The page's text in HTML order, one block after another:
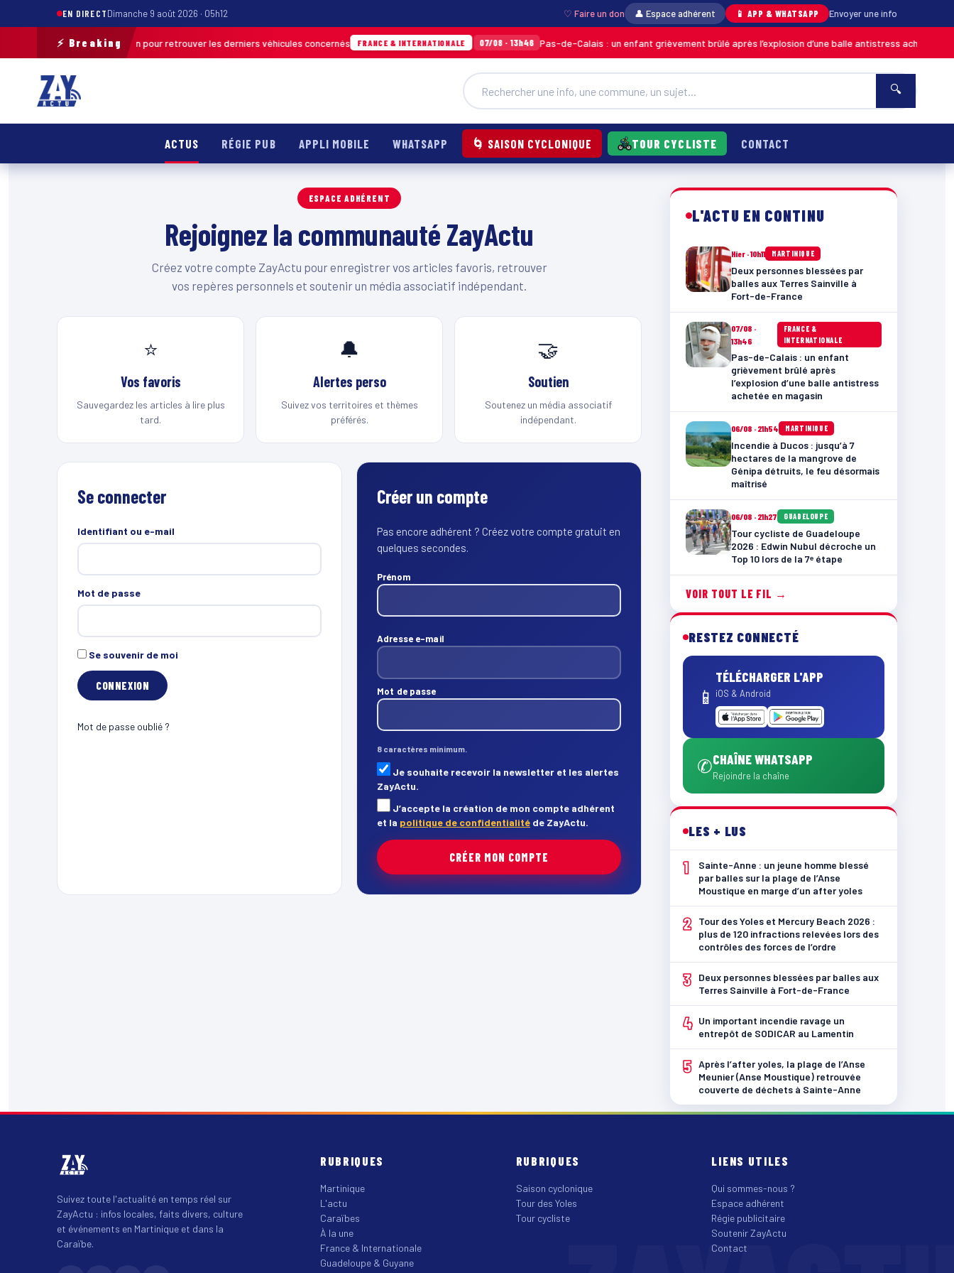
EN DIRECTDimanche 9 août 2026 · 05h12 ♡ Faire un don 👤 Espace adhérent 📱 APP & WHATSAPP Envoyer une info
⚡ Breaking
une opération de terrain pour retrouver les derniers véhicules concernés FRANCE & INTERNATIONALE 07/08 · 13h46 Pas-de-Calais : un enfant grièvement brûlé après l’explosion d’une balle antistress achetée en
🔍
ACTUS RÉGIE PUB APPLI MOBILE WHATSAPP 🌀 SAISON CYCLONIQUE TOUR CYCLISTE CONTACT
ESPACE ADHÉRENT
Rejoignez la communauté ZayActu
Créez votre compte ZayActu pour enregistrer vos articles favoris, retrouver
vos repères personnels et soutenir un média associatif indépendant.
⭐
Vos favoris
Sauvegardez les articles à lire plus
tard.
🔔
Alertes perso
Suivez vos territoires et thèmes
préférés.
🤝
Soutien
Soutenez un média associatif
indépendant.
Se connecter
Identifiant ou e-mail
Mot de passe
Se souvenir de moi
Mot de passe oublié ?
Créer un compte
Pas encore adhérent ? Créez votre compte gratuit en
quelques secondes.
Prénom
Adresse e-mail
Mot de passe
8 caractères minimum.
Je souhaite recevoir la newsletter et les alertes
ZayActu.
J’accepte la création de mon compte adhérent
et la politique de confidentialité de ZayActu.
CRÉER MON COMPTE
L'ACTU EN CONTINU
Hier · 10h11 MARTINIQUE
Deux personnes blessées par
balles aux Terres Sainville à
Fort-de-France
07/08 ·
13h46
FRANCE &
INTERNATIONALE
Pas-de-Calais : un enfant
grièvement brûlé après
l’explosion d’une balle antistress
achetée en magasin
06/08 · 21h54 MARTINIQUE
Incendie à Ducos : jusqu’à 7
hectares de la mangrove de
Génipa détruits, le feu désormais
maîtrisé
06/08 · 21h27 GUADELOUPE
Tour cycliste de Guadeloupe
2026 : Edwin Nubul décroche un
Top 10 lors de la 7ᵉ étape
VOIR TOUT LE FIL →
RESTEZ CONNECTÉ
📱
TÉLÉCHARGER L'APP
iOS & Android
✆CHAÎNE WHATSAPP
Rejoindre la chaîne
LES + LUS
1
Sainte-Anne : un jeune homme blessé
par balles sur la plage de l’Anse
Moustique en marge d’un after yoles
2
Tour des Yoles et Mercury Beach 2026 :
plus de 120 infractions relevées lors des
contrôles des forces de l’ordre
3
Deux personnes blessées par balles aux
Terres Sainville à Fort-de-France
4 Un important incendie ravage un
entrepôt de SODICAR au Lamentin
5 Après l’after yoles, la plage de l’Anse
Meunier (Anse Moustique) retrouvée
couverte de déchets à Sainte-Anne
Suivez toute l'actualité en temps réel sur
ZayActu : infos locales, faits divers, culture
et événements en Martinique et dans la
Caraïbe.
RUBRIQUES
Martinique
L'actu
Caraïbes
À la une
France & Internationale
Guadeloupe & Guyane
RUBRIQUES
Saison cyclonique
Tour des Yoles
Tour cycliste
LIENS UTILES
Qui sommes-nous ?
Espace adhérent
Régie publicitaire
Soutenir ZayActu
Contact